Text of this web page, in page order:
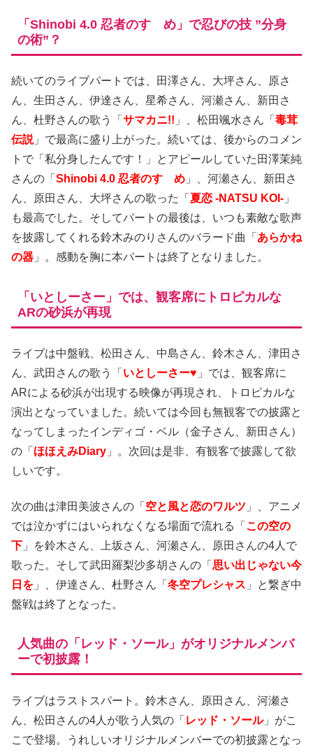
「Shinobi 4.0 忍者のすゝめ」で忍びの技 ”分身
の術”？
続いてのライブパートでは、田澤さん、大坪さん、原さ
ん、生田さん、伊達さん、星希さん、河瀬さん、新田さ
ん、杜野さんの歌う「 サマカニ!! 」、松田颯水さん「 毒茸
伝説」で最高に盛り上がった。続いては、後からのコメン
トで「私分身したんです！」とアピールしていた田澤茉純
さんの「 Shinobi 4.0 忍者のすゝめ 」、河瀬さん、新田さ
ん、原田さん、大坪さんの歌った「 夏恋 -NATSU KOI- 」
も最高でした。そしてパートの最後は、いつも素敵な歌声
を披露してくれる鈴木みのりさんのバラード曲「 あらかね
の器 」。感動を胸に本パートは終了となりました。
「いとしーさー」では、観客席にトロピカルな
ARの砂浜が再現
ライブは中盤戦、松田さん、中島さん、鈴木さん、津田さ
ん、武田さんの歌う「 いとしーさー♥ 」では、観客席に
ARによる砂浜が出現する映像が再現され、トロピカルな
演出となっていました。続いては今回も無観客での披露と
なってしまったインディゴ・ベル（金子さん、新田さん）
の「 ほほえみDiary 」。次回は是非、有観客で披露して欲
しいです。
次の曲は津田美波さんの「 空と風と恋のワルツ 」、アニメ
では泣かずにはいられなくなる場面で流れる「 この空の
下 」を鈴木さん、上坂さん、河瀬さん、原田さんの4人で
歌った。そして武田羅梨沙多胡さんの「 思い出じゃない今
日を 」、伊達さん、杜野さん「 冬空プレシャス 」と繋ぎ中
盤戦は終了となった。
人気曲の「レッド・ソール」がオリジナルメンバ
ーで初披露！
ライブはラストスパート。鈴木さん、原田さん、河瀬さ
ん、松田さんの4人が歌う人気の「 レッド・ソール」がこ
こで登場。うれしいオリジナルメンバーでの初披露となっ